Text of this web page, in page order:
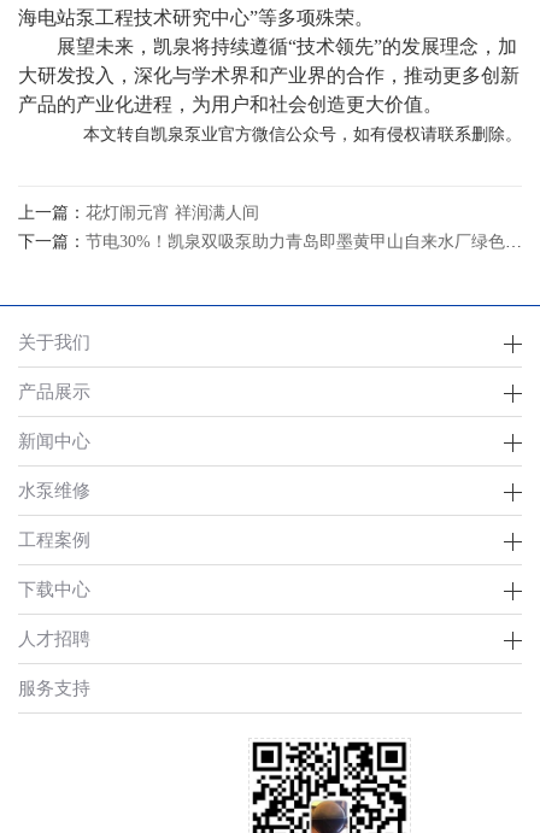
海电站泵工程技术研究中心”等多项殊荣。
展望未来，凯泉将持续遵循“技术领先”的发展理念，加
大研发投入，深化与学术界和产业界的合作，推动更多创新
产品的产业化进程，为用户和社会创造更大价值。
本文转自凯泉泵业官方微信公众号，如有侵权请联系删除。
上一篇： 花灯闹元宵 祥润满人间
下一篇： 节电30%！凯泉双吸泵助力青岛即墨黄甲山自来水厂绿色升级
关于我们
产品展示
新闻中心
水泵维修
工程案例
下载中心
人才招聘
服务支持